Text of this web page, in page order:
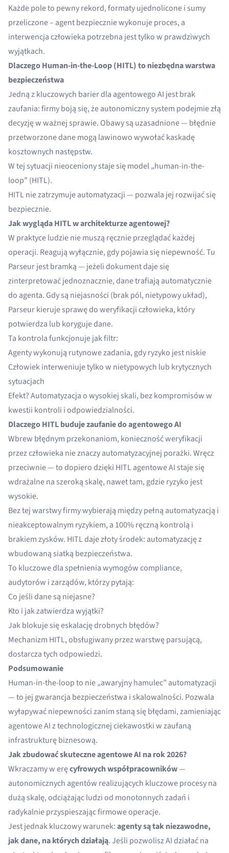
Każde pole to pewny rekord, formaty ujednolicone i sumy
przeliczone – agent bezpiecznie wykonuje proces, a
interwencja człowieka potrzebna jest tylko w prawdziwych
wyjątkach.
Dlaczego Human-in-the-Loop (HITL) to niezbędna warstwa
bezpieczeństwa
Jedną z kluczowych barier dla agentowego AI jest brak
zaufania: firmy boją się, że autonomiczny system podejmie złą
decyzję w ważnej sprawie. Obawy są uzasadnione — błędnie
przetworzone dane mogą lawinowo wywołać kaskadę
kosztownych następstw.
W tej sytuacji nieoceniony staje się model „human-in-the-
loop” (HITL).
HITL nie zatrzymuje automatyzacji — pozwala jej rozwijać się
bezpiecznie.
Jak wygląda HITL w architekturze agentowej?
W praktyce ludzie nie muszą ręcznie przeglądać każdej
operacji. Reagują wyłącznie, gdy pojawia się niepewność. Tu
Parseur jest bramką — jeżeli dokument daje się
zinterpretować jednoznacznie, dane trafiają automatycznie
do agenta. Gdy są niejasności (brak pól, nietypowy układ),
Parseur kieruje sprawę do weryfikacji człowieka, który
potwierdza lub koryguje dane.
Ta kontrola funkcjonuje jak filtr:
Agenty wykonują rutynowe zadania, gdy ryzyko jest niskie
Człowiek interweniuje tylko w nietypowych lub krytycznych
sytuacjach
Efekt? Automatyzacja o wysokiej skali, bez kompromisów w
kwestii kontroli i odpowiedzialności.
Dlaczego HITL buduje zaufanie do agentowego AI
Wbrew błędnym przekonaniom, konieczność weryfikacji
przez człowieka nie znaczy automatyzacyjnej porażki. Wręcz
przeciwnie — to dopiero dzięki HITL agentowe AI staje się
wdrażalne na szeroką skalę, nawet tam, gdzie ryzyko jest
wysokie.
Bez tej warstwy firmy wybierają między pełną automatyzacją i
nieakceptowalnym ryzykiem, a 100% ręczną kontrolą i
brakiem zysków. HITL daje złoty środek: automatyzację z
wbudowaną siatką bezpieczeństwa.
To kluczowe dla spełnienia wymogów compliance,
audytorów i zarządów, którzy pytają:
Co jeśli dane są niejasne?
Kto i jak zatwierdza wyjątki?
Jak blokuje się eskalację drobnych błędów?
Mechanizm HITL, obsługiwany przez warstwę parsującą,
dostarcza tych odpowiedzi.
Podsumowanie
Human-in-the-loop to nie „awaryjny hamulec” automatyzacji
— to jej gwarancja bezpieczeństwa i skalowalności. Pozwala
wyłapywać niepewności zanim staną się błędami, zamieniając
agentowe AI z technologicznej ciekawostki w zaufaną
infrastrukturę biznesową.
Jak zbudować skuteczne agentowe AI na rok 2026?
Wkraczamy w eręcyfrowych współpracowników—
autonomicznych agentów realizujących kluczowe procesy na
dużą skalę, odciążając ludzi od monotonnych zadań i
radykalnie przyspieszając firmowe operacje.
Jest jednak kluczowy warunek:agenty są tak niezawodne,
jak dane, na których działają. Jeśli pozwolisz AI działać na